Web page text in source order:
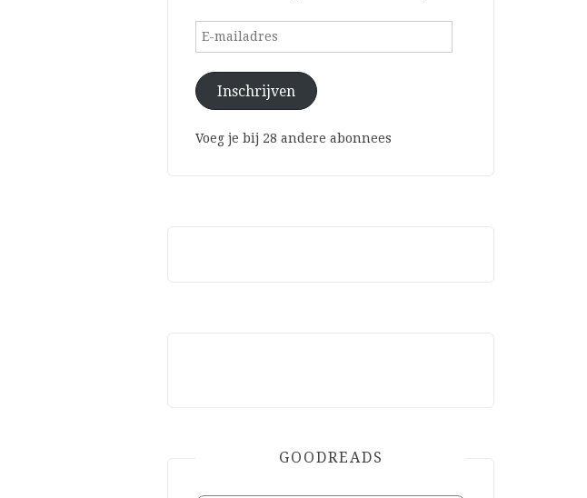
E-
Inschrijven
Voeg je bij 28 andere abonnees
GOODREADS